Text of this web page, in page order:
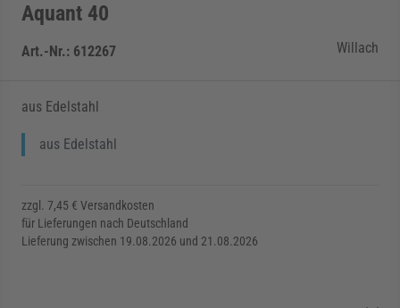
Aquant 40
Art.-Nr.: 612267 Willach
aus Edelstahl
aus Edelstahl
zzgl. 7,45 € Versandkosten
für Lieferungen nach Deutschland
Lieferung zwischen 19.08.2026 und 21.08.2026